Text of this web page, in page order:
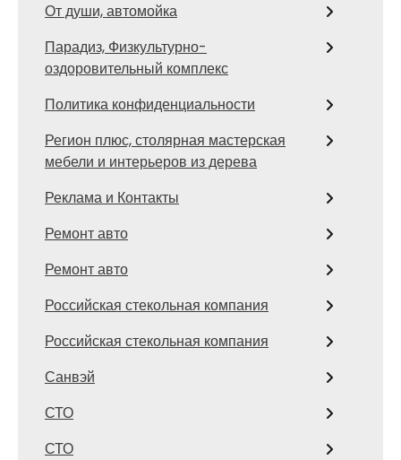
От души, автомойка
Парадиз, Физкультурно-
оздоровительный комплекс
Политика конфиденциальности
Регион плюс, столярная мастерская
мебели и интерьеров из дерева
Реклама и Контакты
Ремонт авто
Ремонт авто
Российская стекольная компания
Российская стекольная компания
Санвэй
СТО
СТО